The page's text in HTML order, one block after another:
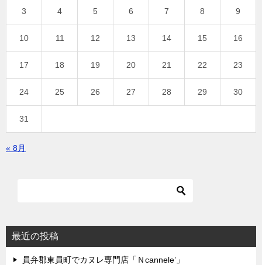
3 4 5 6 7 8 9
10 11 12 13 14 15 16
17 18 19 20 21 22 23
24 25 26 27 28 29 30
31
« 8月
最近の投稿
員弁郡東員町でカヌレ専門店「Ｎcannele’」